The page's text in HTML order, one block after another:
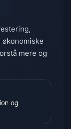
mere og
og